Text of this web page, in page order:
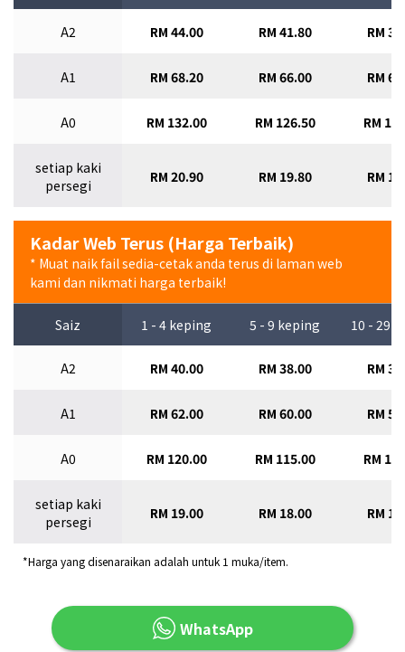
A2 RM 44.00 RM 41.80 RM
A1 RM 68.20 RM 66.00 RM
A0 RM 132.00 RM 126.50 RM
setiap kaki
persegi
RM 20.90 RM 19.80 RM
Kadar Web Terus (Harga Terbaik)
* Muat naik fail sedia-cetak anda terus di laman web
kami dan nikmati harga terbaik!
Saiz 1 - 4 keping 5 - 9 keping 10 - 29
A2 RM 40.00 RM 38.00 RM
A1 RM 62.00 RM 60.00 RM
A0 RM 120.00 RM 115.00 RM
setiap kaki
persegi
RM 19.00 RM 18.00 RM
*Harga yang disenaraikan adalah untuk 1 muka/item.
WhatsApp